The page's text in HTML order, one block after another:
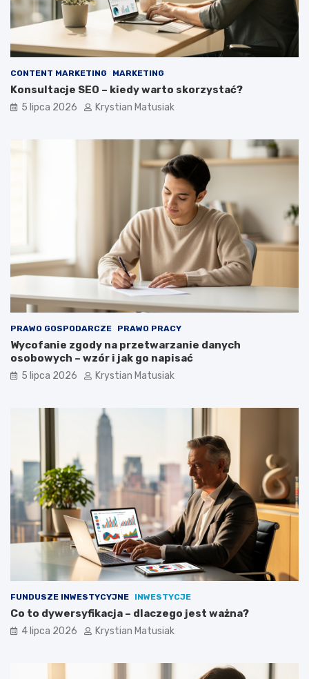
CONTENT MARKETING MARKETING
Konsultacje SEO – kiedy warto skorzystać?
5 lipca 2026 Krystian Matusiak
PRAWO GOSPODARCZE PRAWO PRACY
Wycofanie zgody na przetwarzanie danych
osobowych – wzór i jak go napisać
5 lipca 2026 Krystian Matusiak
FUNDUSZE INWESTYCYJNE INWESTYCJE
Co to dywersyfikacja – dlaczego jest ważna?
4 lipca 2026 Krystian Matusiak